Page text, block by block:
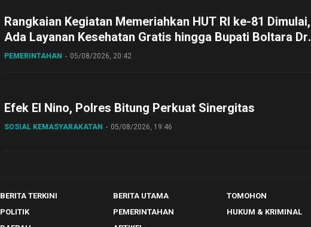
Rangkaian Kegiatan Memeriahkan HUT RI ke-81 Dimulai,
Ada Layanan Kesehatan Gratis hingga Bupati Boltara Dr
Sirajudin Lasena Ikut Jalan Sehat Bersama Jajaran
PEMERINTAHAN 05/08/2026, 20:42
Efek El Nino, Polres Bitung Perkuat Sinergitas
SOSIAL KEMASYARAKATAN 05/08/2026, 19:46
BERITA TERKINI BERITA UTAMA
TOMOHON
POLITIK PEMERINTAHAN
HUKUM & KRIMINAL